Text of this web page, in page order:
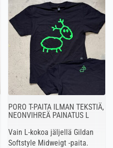
PORO T-PAITA ILMAN TEKSTIÄ,
NEONVIHREÄ PAINATUS L
Vain L-kokoa jäljellä Gildan
Softstyle Midweigt -paita.